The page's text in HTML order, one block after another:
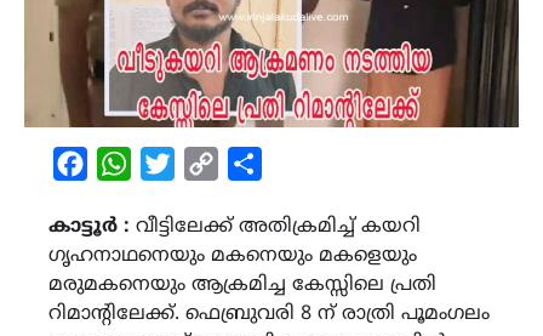
FacebookWhatsAppTwitterCopy
കാട്ടൂർ : വീട്ടിലേക്ക് അതിക്രമിച്ച് കയറി
ഗൃഹനാഥനെയും മകനെയും മകളെയും
മരുമകനെയും ആക്രമിച്ച കേസ്സിലെ പ്രതി
റിമാന്റിലേക്ക്. ഫെബ്രുവരി 8 ന് രാത്രി പൂമംഗലം